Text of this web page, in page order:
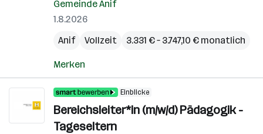
Gemeinde Anif
1.8.2026
Anif
Vollzeit 3.331 € – 3.747,10 € monatlich
Merken
Einblicke
Bereichsleiter*in (m/w/d) Pädagogik -
Tageseltern